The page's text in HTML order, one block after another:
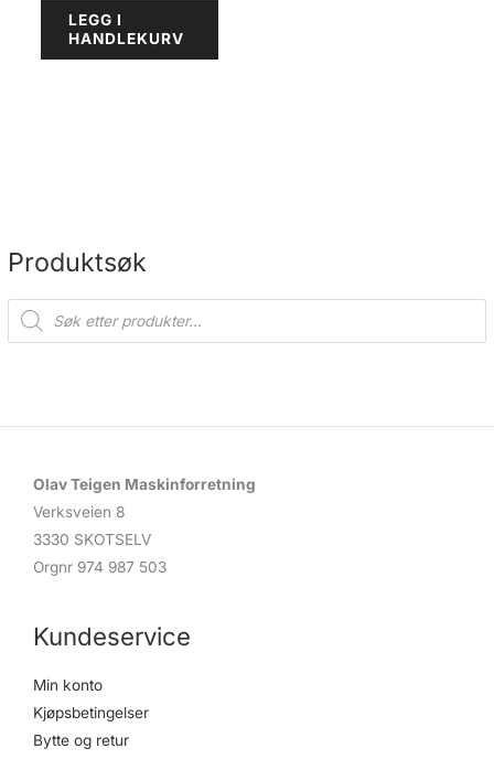
Produktsøk
P
d
LEGG I
HANDLEKURV
Olav Teigen Maskinforretning
Verksveien 8
3330 SKOTSELV
Orgnr 974 987 503
Kundeservice
Min konto
Kjøpsbetingelser
Bytte og retur